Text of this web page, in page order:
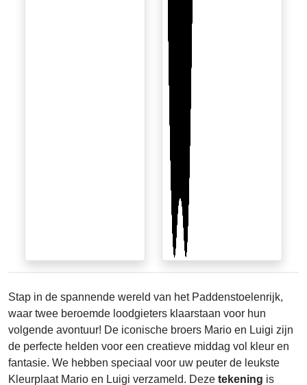
Stap in de spannende wereld van het Paddenstoelenrijk,
waar twee beroemde loodgieters klaarstaan voor hun
volgende avontuur! De iconische broers Mario en Luigi zijn
de perfecte helden voor een creatieve middag vol kleur en
fantasie. We hebben speciaal voor uw peuter de leukste
Kleurplaat Mario en Luigi verzameld. Deze tekening is